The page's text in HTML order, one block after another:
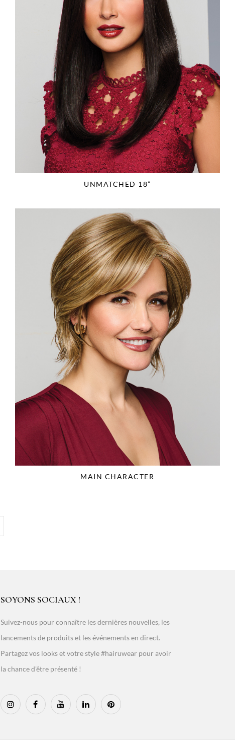
UNMATCHED 18”
MAIN CHARACTER
SOYONS SOCIAUX !
Suivez-nous pour connaître les dernières nouvelles, les
lancements de produits et les événements en direct.
Partagez vos looks et votre style #hairuwear pour avoir
la chance d'être présenté !